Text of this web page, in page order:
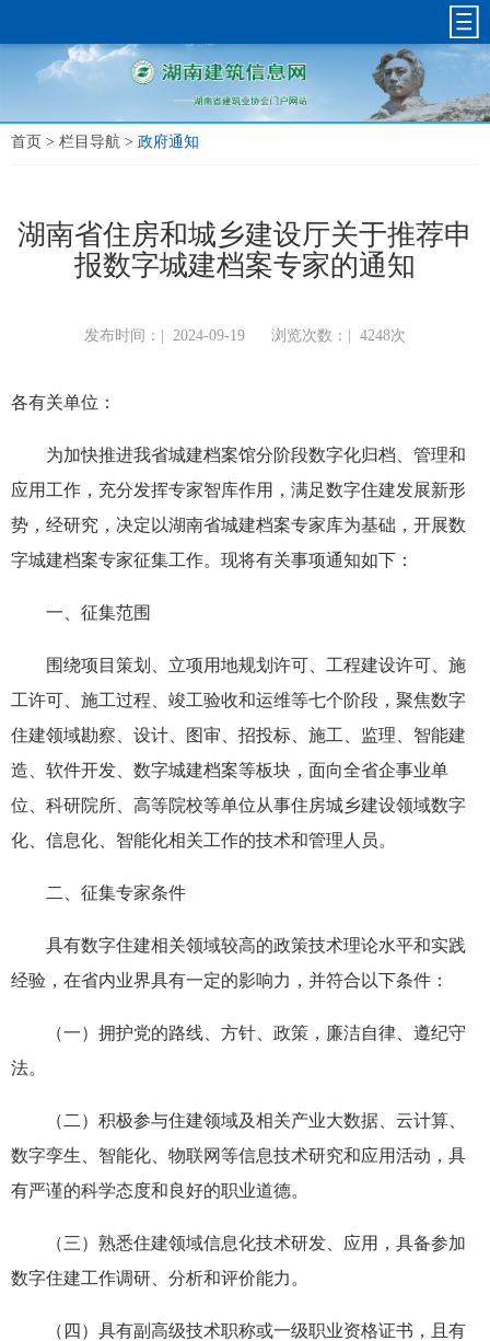
首页 > 栏目导航 > 政府通知
湖南省住房和城乡建设厅关于推荐申
报数字城建档案专家的通知
发布时间：| 2024-09-19 浏览次数：| 4248次
各有关单位：
为加快推进我省城建档案馆分阶段数字化归档、管理和
应用工作，充分发挥专家智库作用，满足数字住建发展新形
势，经研究，决定以湖南省城建档案专家库为基础，开展数
字城建档案专家征集工作。现将有关事项通知如下：
一、征集范围
围绕项目策划、立项用地规划许可、工程建设许可、施
工许可、施工过程、竣工验收和运维等七个阶段，聚焦数字
住建领域勘察、设计、图审、招投标、施工、监理、智能建
造、软件开发、数字城建档案等板块，面向全省企事业单
位、科研院所、高等院校等单位从事住房城乡建设领域数字
化、信息化、智能化相关工作的技术和管理人员。
二、征集专家条件
具有数字住建相关领域较高的政策技术理论水平和实践
经验，在省内业界具有一定的影响力，并符合以下条件：
（一）拥护党的路线、方针、政策，廉洁自律、遵纪守
法。
（二）积极参与住建领域及相关产业大数据、云计算、
数字孪生、智能化、物联网等信息技术研究和应用活动，具
有严谨的科学态度和良好的职业道德。
（三）熟悉住建领域信息化技术研发、应用，具备参加
数字住建工作调研、分析和评价能力。
（四）具有副高级技术职称或一级职业资格证书，且有